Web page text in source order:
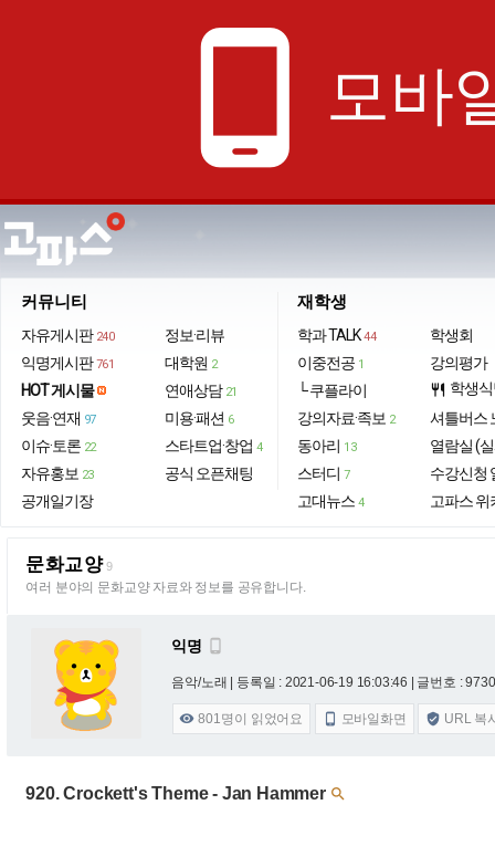
phone_android 모바
커뮤니티
자유게시판 240
익명게시판 761
HOT 게시물
웃음·연재 97
이슈·토론 22
자유홍보 23
공개일기장
정보·리뷰
대학원 2
연애상담 21
미용·패션 6
스타트업·창업 4
공식 오픈채팅
재학생
학과 TALK 44
이중전공 1
└ 쿠플라이
강의자료·족보 2
동아리 13
스터디 7
고대뉴스 4
학생회
강의평가
restaurant 학생
셔틀버스
열람실 (
수강신청
고파스 위
문화교양 9
여러 분야의 문화교양 자료와 정보를 공유합니다.
익명 
음악/노래 | 등록일 : 2021-06-19 16:03:46 | 글번호 :
 801명이 읽었어요  모바일화면  URL 복
920. Crockett's Theme - Jan Hammer 